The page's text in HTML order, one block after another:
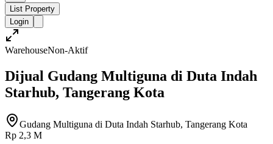
List Property
Login
WarehouseNon-Aktif
Dijual Gudang Multiguna di Duta Indah
Starhub, Tangerang Kota
Gudang Multiguna di Duta Indah Starhub, Tangerang Kota
Rp 2,3 M